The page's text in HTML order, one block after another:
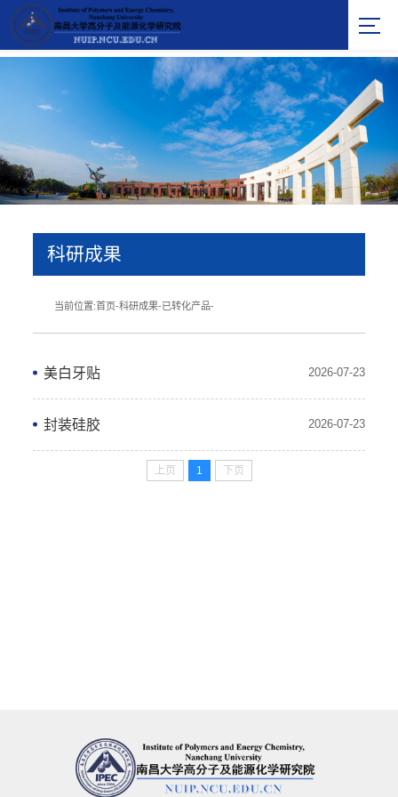
科研成果
当前位置:首页-科研成果-已转化产品-
美白牙贴 2026-07-23
封装硅胶 2026-07-23
上页 1 下页